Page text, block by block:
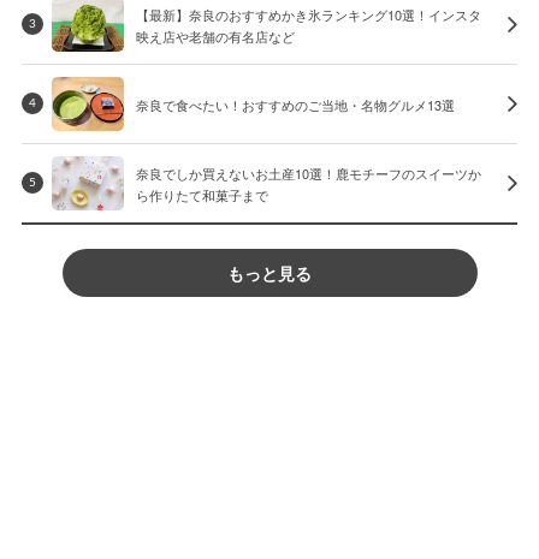
3
【最新】奈良のおすすめかき氷ランキング10選！インスタ
映え店や老舗の有名店など
4 奈良で食べたい！おすすめのご当地・名物グルメ13選
5
奈良でしか買えないお土産10選！鹿モチーフのスイーツか
ら作りたて和菓子まで
もっと見る